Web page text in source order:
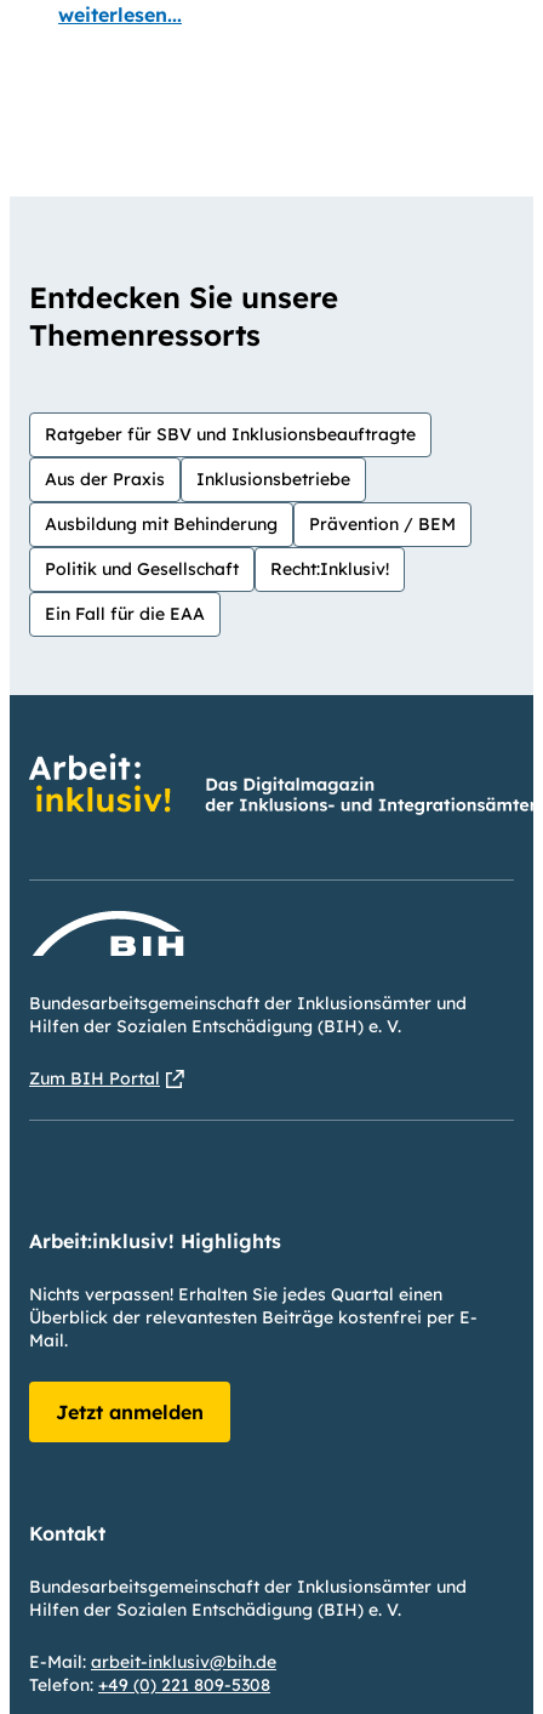
weiterlesen...
Entdecken Sie unsere
Themenressorts
Ratgeber für SBV und Inklusionsbeauftragte
Aus der Praxis Inklusionsbetriebe
Ausbildung mit Behinderung Prävention / BEM
Politik und Gesellschaft Recht:Inklusiv!
Ein Fall für die EAA
Bundesarbeitsgemeinschaft der Inklusionsämter und
Hilfen der Sozialen Entschädigung (BIH) e. V.
Zum BIH Portal
Arbeit:inklusiv! Highlights
Nichts verpassen! Erhalten Sie jedes Quartal einen
Überblick der relevantesten Beiträge kostenfrei per E-
Mail.
Jetzt anmelden
Kontakt
Bundesarbeitsgemeinschaft der Inklusionsämter und
Hilfen der Sozialen Entschädigung (BIH) e. V.
E-Mail: arbeit-inklusiv@bih.de
Telefon: +49 (0) 221 809-5308